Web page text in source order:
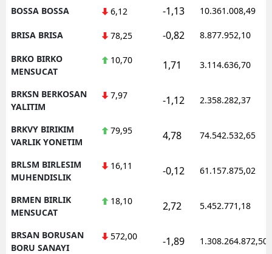
BOSSA BOSSA 6,12 -1,13 10.361.008,49
BRISA BRISA 78,25 -0,82 8.877.952,10
BRKO BIRKO
MENSUCAT
10,70 1,71 3.114.636,70
BRKSN BERKOSAN
YALITIM
7,97 -1,12 2.358.282,37
BRKVY BIRIKIM
VARLIK YONETIM
79,95 4,78 74.542.532,65
BRLSM BIRLESIM
MUHENDISLIK
16,11 -0,12 61.157.875,02
BRMEN BIRLIK
MENSUCAT
18,10 2,72 5.452.771,18
BRSAN BORUSAN
BORU SANAYI
572,00 -1,89 1.308.264.872,50